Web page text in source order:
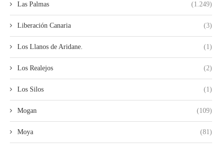
Las Palmas (1.249)
Liberación Canaria (3)
Los Llanos de Aridane. (1)
Los Realejos (2)
Los Silos (1)
Mogan (109)
Moya (81)